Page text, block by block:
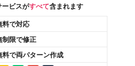
ービスがすべて含まれます
料で対応
制限で修正
料で両パターン作成